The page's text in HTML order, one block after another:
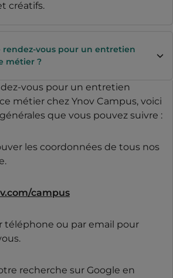
créatifs.
vous pour un entretien
métier ?
vous pour un entretien
métier chez Ynov Campus, voici
que vous pouvez suivre :
les coordonnées de tous nos
campus
téléphone ou par email pour
recherche sur Google en